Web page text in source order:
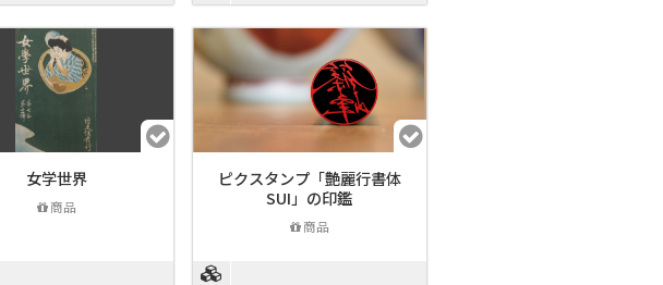
女学世界
商品
ピクスタンプ「艶麗行書体
SUI」の印鑑
商品